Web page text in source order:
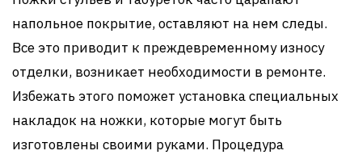
напольное покрытие, оставляют на нем следы.
Все это приводит к преждевременному износу
отделки, возникает необходимости в ремонте.
Избежать этого поможет установка специальных
накладок на ножки, которые могут быть
изготовлены своими руками. Процедура